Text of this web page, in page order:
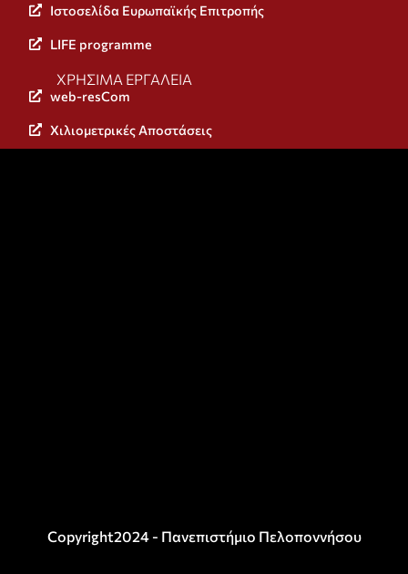
Ιστοσελίδα Ευρωπαϊκής Επιτροπής
LIFE programme
ΧΡΉΣΙΜΑ ΕΡΓΑΛΕΊΑ
web-resCom
Χιλιομετρικές Αποστάσεις
Copyright2024 - Πανεπιστήμιο Πελοποννήσου